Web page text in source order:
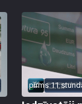
pirms 11